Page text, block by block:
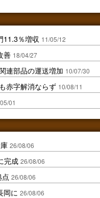
11.3％増収 11/05/12
善 18/04/27
連部品の運送増加 10/07/30
赤字解消ならず 10/08/11
01
26/08/06
完成 26/08/06
26/08/06
岡に 26/08/06